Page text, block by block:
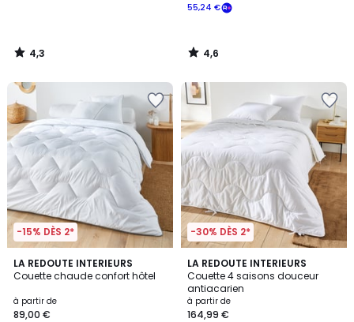
4,3
/
55,24 €
4,6
/
-15% DÈS 2*
LA REDOUTE INTERIEURS
Couette chaude confort hôtel
à partir de
89,00 €
4,8
/ 5
-30% DÈS 2*
LA REDOUTE INTERIEURS
Couette 4 saisons douceur
antiacarien
à partir de
164,99 €
4,5
/ 5